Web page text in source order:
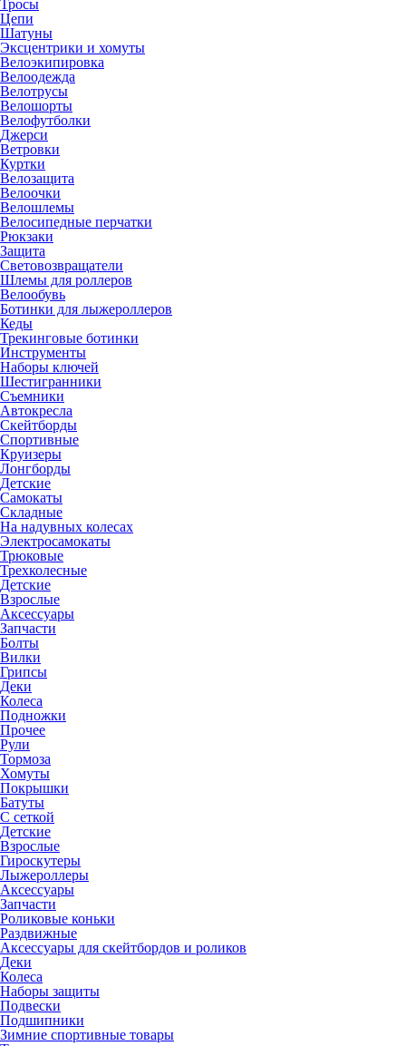
Тросы
Цепи
Шатуны
Эксцентрики и хомуты
Велоэкипировка
Велоодежда
Велотрусы
Велошорты
Велофутболки
Джерси
Ветровки
Куртки
Велозащита
Велоочки
Велошлемы
Велосипедные перчатки
Рюкзаки
Защита
Световозвращатели
Шлемы для роллеров
Велообувь
Ботинки для лыжероллеров
Кеды
Трекинговые ботинки
Инструменты
Наборы ключей
Шестигранники
Съемники
Автокресла
Скейтборды
Спортивные
Круизеры
Лонгборды
Детские
Самокаты
Складные
На надувных колесах
Электросамокаты
Трюковые
Трехколесные
Детские
Взрослые
Аксессуары
Запчасти
Болты
Вилки
Грипсы
Деки
Колеса
Подножки
Прочее
Рули
Тормоза
Хомуты
Покрышки
Батуты
С сеткой
Детские
Взрослые
Гироскутеры
Лыжероллеры
Аксессуары
Запчасти
Роликовые коньки
Раздвижные
Аксессуары для скейтбордов и роликов
Деки
Колеса
Наборы защиты
Подвески
Подшипники
Зимние спортивные товары